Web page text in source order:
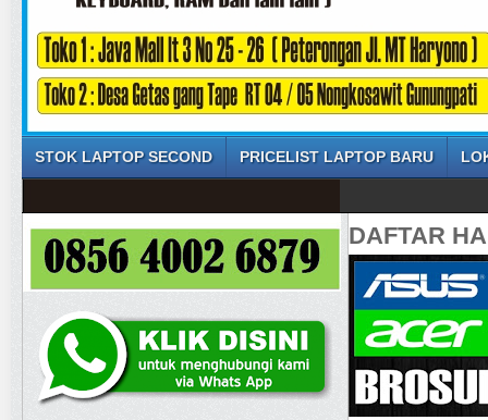
STOK LAPTOP SECOND PRICELIST LAPTOP BARU
DAFTAR